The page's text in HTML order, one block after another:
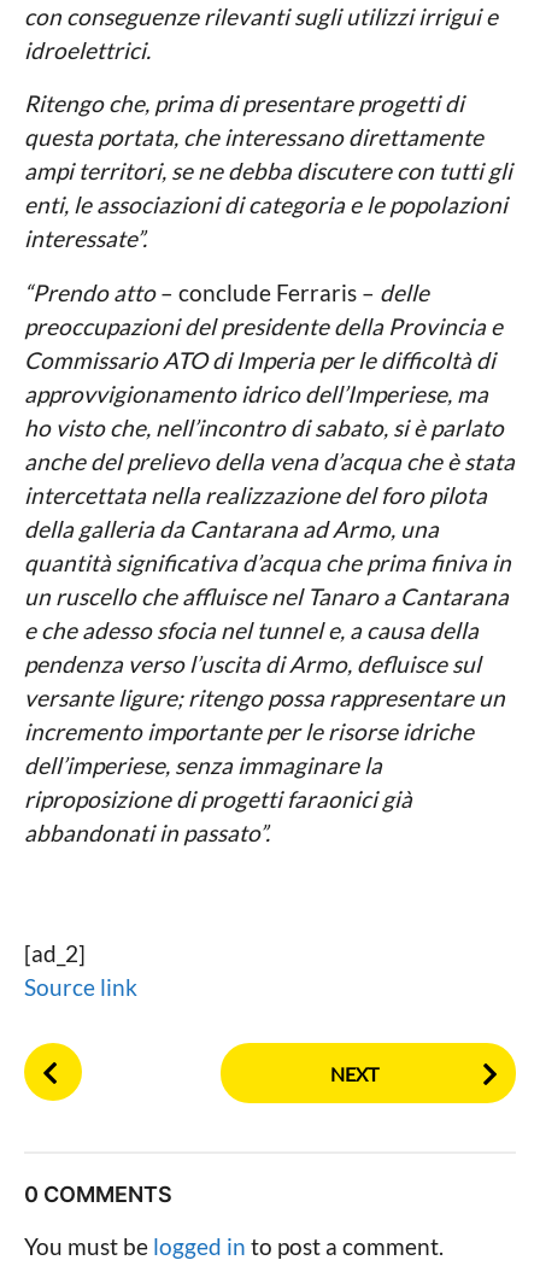
con conseguenze rilevanti sugli utilizzi irrigui e
idroelettrici.
Ritengo che, prima di presentare progetti di
questa portata, che interessano direttamente
ampi territori, se ne debba discutere con tutti gli
enti, le associazioni di categoria e le popolazioni
interessate”.
“Prendo atto– conclude Ferraris – delle
preoccupazioni del presidente della Provincia e
Commissario ATO di Imperia per le difficoltà di
approvvigionamento idrico dell’Imperiese, ma
ho visto che, nell’incontro di sabato, si è parlato
anche del prelievo della vena d’acqua che è stata
intercettata nella realizzazione del foro pilota
della galleria da Cantarana ad Armo, una
quantità significativa d’acqua che prima finiva in
un ruscello che affluisce nel Tanaro a Cantarana
e che adesso sfocia nel tunnel e, a causa della
pendenza verso l’uscita di Armo, defluisce sul
versante ligure; ritengo possa rappresentare un
incremento importante per le risorse idriche
dell’imperiese, senza immaginare la
riproposizione di progetti faraonici già
abbandonati in passato”.
[ad_2]
Source link
P
o
P
a
g
NEXT
0 COMMENTS
You must be logged in to post a comment.